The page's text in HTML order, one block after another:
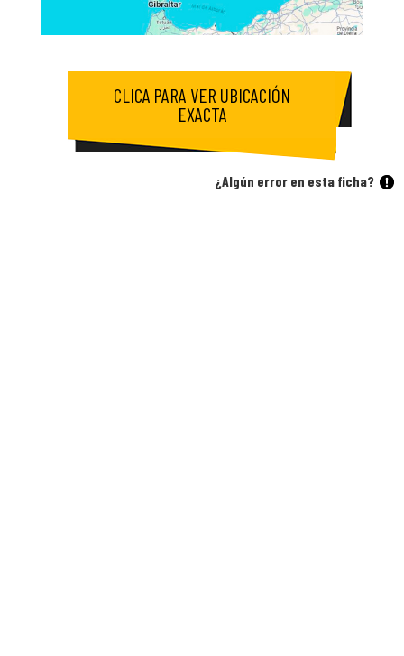
CLICA PARA VER UBICACIÓN
EXACTA
¿Algún error en esta ficha?